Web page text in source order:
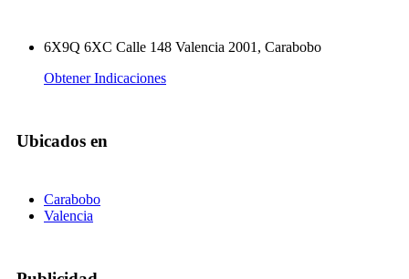
6X9Q 6XC Calle 148 Valencia 2001, Carabobo
Obtener Indicaciones
Ubicados en
Carabobo
Valencia